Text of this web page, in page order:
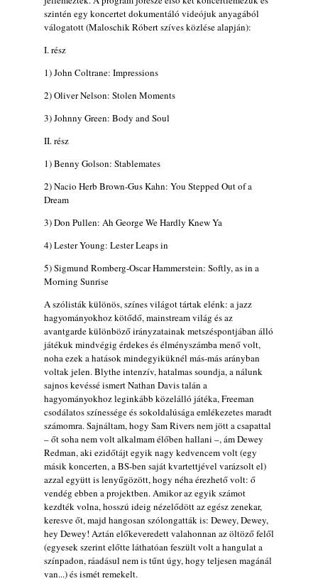
A Grencsoport Lewis Jordan-nel a
Meseházban
2026. július 31.
Magyar jazzmuzsikus szülők és zenész
gyermekeik – 42. rész: Vörös László +
2026. július 30.
The Next Generation — 11. rész: Horváth
Szabolcs
2026. július 25.
2026. július 24.
FREE JAZZ ALBUMS 2026 - 134. rész
2026. július 16.
A free jazz kiemelkedő alakjai - 79. rész:
Marion Brown
2026. július 13.
szintén egy koncertet dokumentáló videójuk anyagából
válogatott (Maloschik Róbert szíves közlése alapján):
I. rész
1) John Coltrane: Impressions
2) Oliver Nelson: Stolen Moments
3) Johnny Green: Body and Soul
II. rész
1) Benny Golson: Stablemates
2) Nacio Herb Brown-Gus Kahn: You Stepped Out of a
Dream
3) Don Pullen: Ah George We Hardly Knew Ya
4) Lester Young: Lester Leaps in
5) Sigmund Romberg-Oscar Hammerstein: Softly, as in a
Morning Sunrise
A szólisták különös, színes világot tártak elénk: a jazz
hagyományokhoz kötődő, mainstream világ és az
avantgarde különböző irányzatainak metszéspontjában álló
játékuk mindvégig érdekes és élményszámba menő volt,
noha ezek a hatások mindegyiküknél más-más arányban
voltak jelen. Blythe intenzív, hatalmas soundja, a nálunk
sajnos kevéssé ismert Nathan Davis talán a
hagyományokhoz leginkább közelálló játéka, Freeman
csodálatos színessége és sokoldalúsága emlékezetes maradt
számomra. Sajnáltam, hogy Sam Rivers nem jött a csapattal
– őt soha nem volt alkalmam élőben hallani –, ám Dewey
Redman, aki ezidőtájt egyik nagy kedvencem volt (egy
másik koncerten, a BS-ben saját kvartettjével varázsolt el)
azzal együtt is lenyűgözött, hogy néha érezhető volt: ő
vendég ebben a projektben. Amikor az egyik számot
kezdték volna, hosszú ideig nézelődött az egész zenekar,
keresve őt, majd hangosan szólongatták is: Dewey, Dewey,
hey Dewey! Aztán előkeveredett valahonnan az öltöző felől
(egyesek szerint előtte láthatóan feszült volt a hangulat a
színpadon, ráadásul nem is tűnt úgy, hogy teljesen magánál
van...) és ismét remekelt.